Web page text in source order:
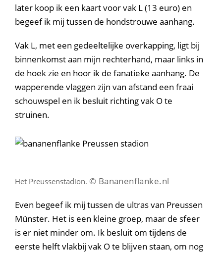
later koop ik een kaart voor vak L (13 euro) en
begeef ik mij tussen de hondstrouwe aanhang.
Vak L, met een gedeeltelijke overkapping, ligt bij
binnenkomst aan mijn rechterhand, maar links in
de hoek zie en hoor ik de fanatieke aanhang. De
wapperende vlaggen zijn van afstand een fraai
schouwspel en ik besluit richting vak O te
struinen.
Het Preussenstadion. © Bananenflanke.nl
Even begeef ik mij tussen de ultras van Preussen
Münster. Het is een kleine groep, maar de sfeer
is er niet minder om. Ik besluit om tijdens de
eerste helft vlakbij vak O te blijven staan, om nog